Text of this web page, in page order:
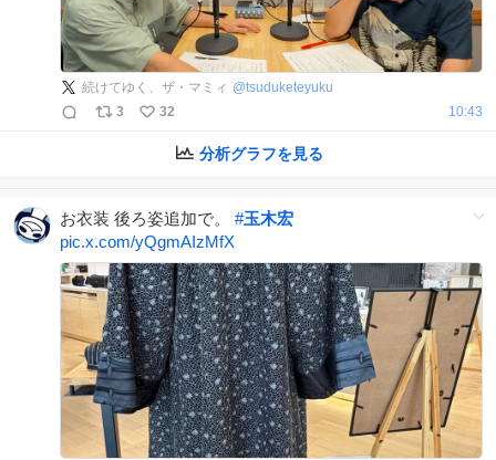
続けてゆく、ザ・マミィ @tsuduketeyuku
3
32 10:43
分析グラフを見る
お衣装 後ろ姿追加で。 #玉木宏
pic.x.com/yQgmAIzMfX